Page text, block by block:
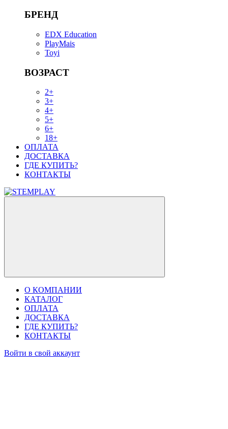
БРЕНД
EDX Education
PlayMais
Toyi
ВОЗРАСТ
2+
3+
4+
5+
6+
18+
ОПЛАТА
ДОСТАВКА
ГДЕ КУПИТЬ?
КОНТАКТЫ
О КОМПАНИИ
КАТАЛОГ
ОПЛАТА
ДОСТАВКА
ГДЕ КУПИТЬ?
КОНТАКТЫ
Войти в свой аккаунт